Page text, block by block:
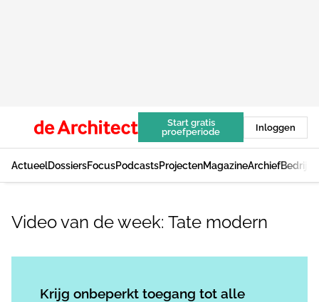
Start gratis
proefperiode
Inloggen
ActueelDossiersFocusPodcastsProjectenMagazineArchief
Video van de week: Tate modern
Krijg onbeperkt toegang tot alle